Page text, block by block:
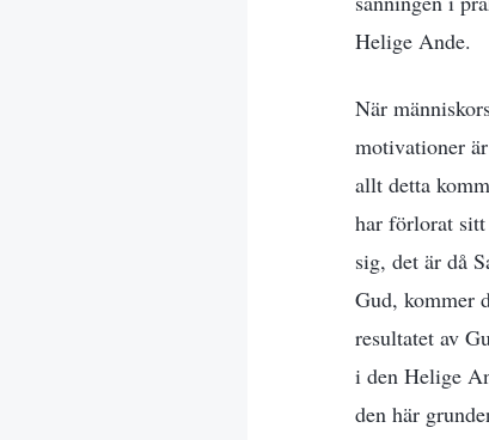
Helige Ande.
När
motivationer
allt detta
har förlorat
sig, det är då
Gud, kommer
resultatet av
i den Helige
den här